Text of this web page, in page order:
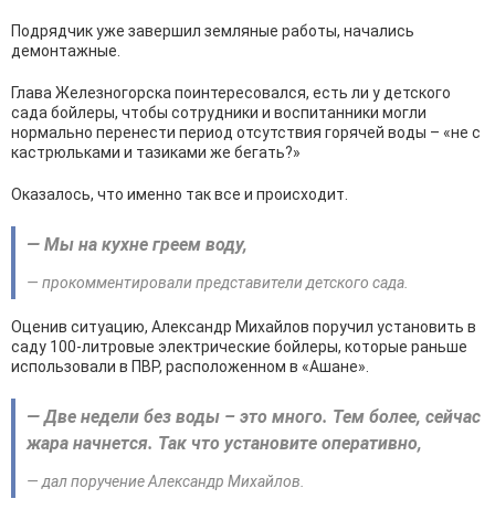
Подрядчик уже завершил земляные работы, начались
демонтажные.
Глава Железногорска поинтересовался, есть ли у детского
сада бойлеры, чтобы сотрудники и воспитанники могли
нормально перенести период отсутствия горячей воды – «не с
кастрюльками и тазиками же бегать?»
Оказалось, что именно так все и происходит.
— Мы на кухне греем воду,
— прокомментировали представители детского сада.
Оценив ситуацию, Александр Михайлов поручил установить в
саду 100-литровые электрические бойлеры, которые раньше
использовали в ПВР, расположенном в «Ашане».
— Две недели без воды – это много. Тем более, сейчас
жара начнется. Так что установите оперативно,
— дал поручение Александр Михайлов.